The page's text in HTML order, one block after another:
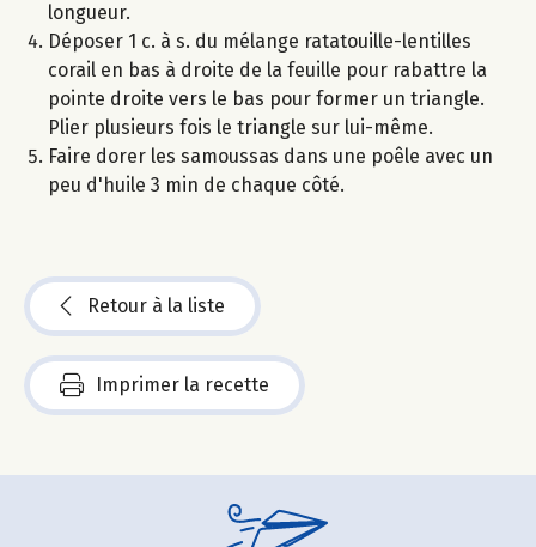
longueur.
Déposer 1 c. à s. du mélange ratatouille-lentilles
corail en bas à droite de la feuille pour rabattre la
pointe droite vers le bas pour former un triangle.
Plier plusieurs fois le triangle sur lui-même.
Faire dorer les samoussas dans une poêle avec un
peu d'huile 3 min de chaque côté.
Retour à la liste
Imprimer la recette